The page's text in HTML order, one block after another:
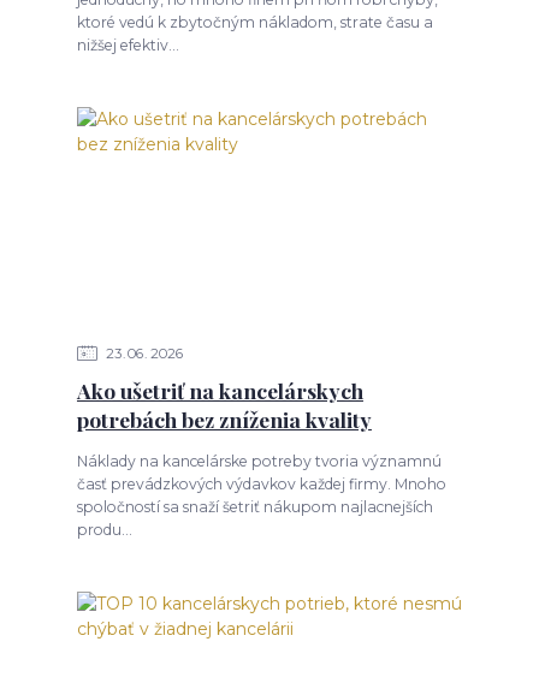
ktoré vedú k zbytočným nákladom, strate času a
nižšej efektiv...
23 06 2026
Ako ušetriť na kancelárskych
potrebách bez zníženia kvality
Náklady na kancelárske potreby tvoria významnú
časť prevádzkových výdavkov každej firmy. Mnoho
spoločností sa snaží šetriť nákupom najlacnejších
produ...